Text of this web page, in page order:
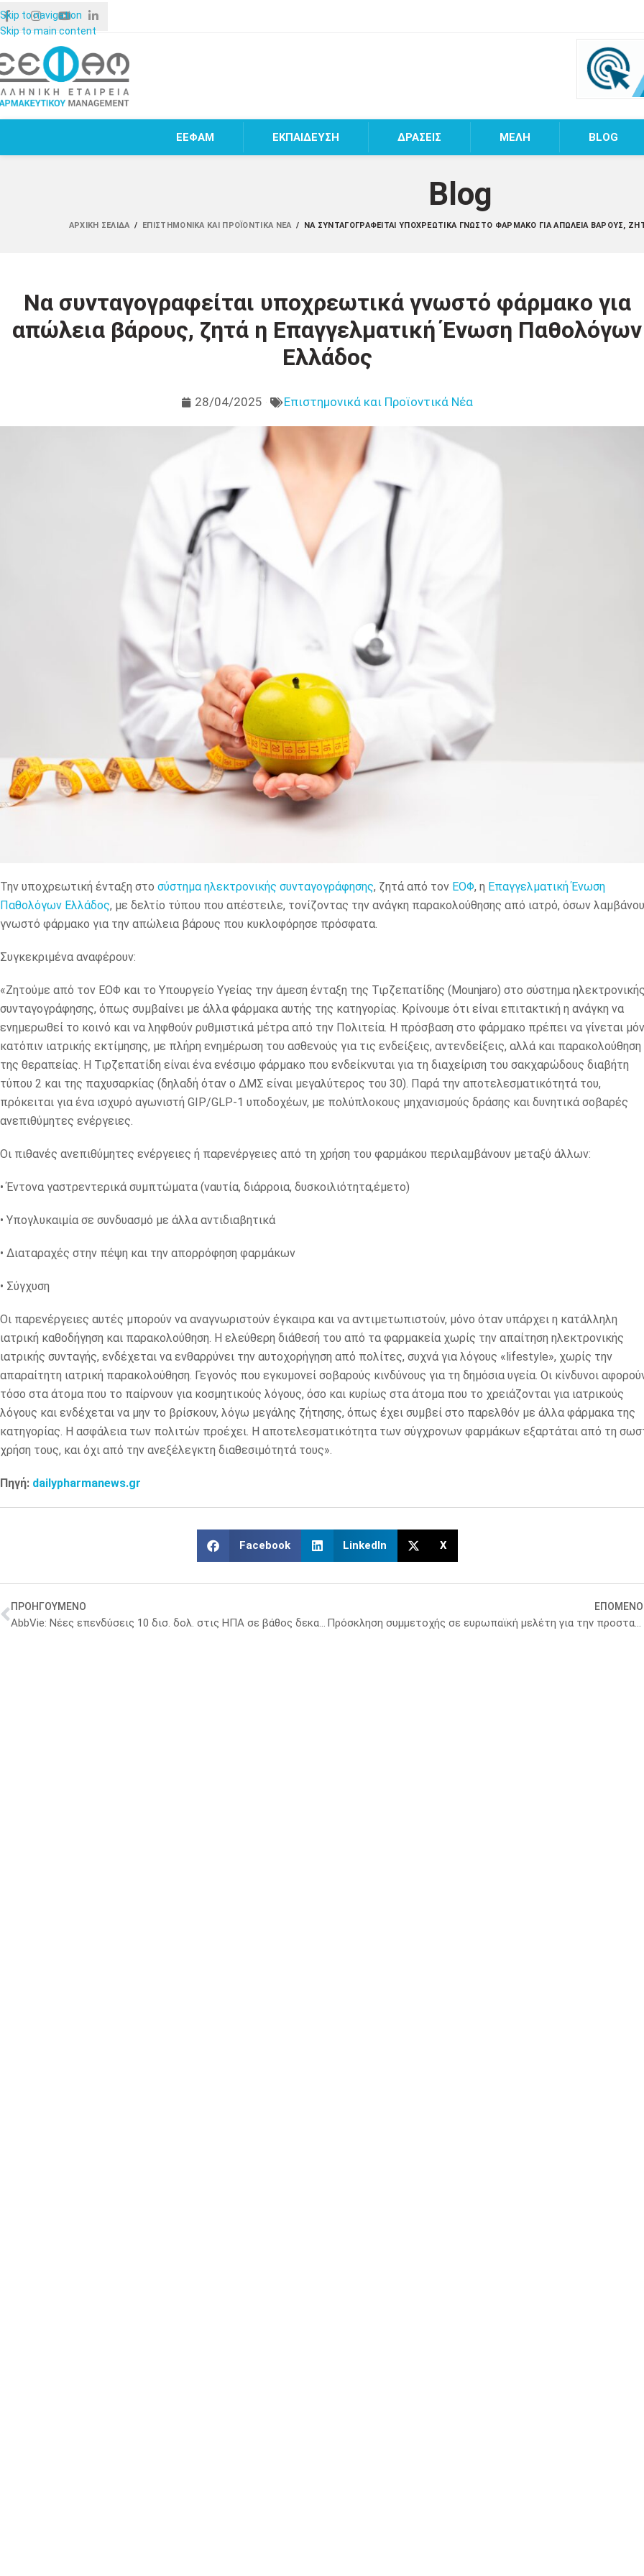
Skip to navigation
Skip to main content
ΕΕΦΑΜ ΕΚΠΑΙΔΕΥΣΗ ΔΡΑΣΕΙΣ MEΛΗ BLOG
Blog
ΑΡΧΙΚΉ ΣΕΛΊΔΑ / ΕΠΙΣΤΗΜΟΝΙΚΆ ΚΑΙ ΠΡΟΪΟΝΤΙΚΆ ΝΈΑ / ΝΑ ΣΥΝΤΑΓΟΓΡΑΦΕΊΤΑΙ ΥΠΟΧΡΕΩΤΙΚΆ ΓΝΩΣΤΌ ΦΆΡΜΑΚΟ ΓΙΑ ΑΠΏΛΕΙΑ ΒΆΡΟΥΣ,
Να συνταγογραφείται υποχρεωτικά γνωστό φάρμακο για
απώλεια βάρους, ζητά η Επαγγελματική Ένωση Παθολόγων
Ελλάδος
28/04/2025 Επιστημονικά και Προϊοντικά Νέα
Την υποχρεωτική ένταξη στο σύστημα ηλεκτρονικής συνταγογράφησης, ζητά από τον ΕΟΦ, η Επαγγελματική Ένωση
Παθολόγων Ελλάδος, με δελτίο τύπου που απέστειλε, τονίζοντας την ανάγκη παρακολούθησης από ιατρό, όσων
γνωστό φάρμακο για την απώλεια βάρους που κυκλοφόρησε πρόσφατα.
Συγκεκριμένα αναφέρουν:
«Ζητούμε από τον ΕΟΦ και το Υπουργείο Υγείας την άμεση ένταξη της Τιρζεπατίδης (Mounjaro) στο σύστημα
συνταγογράφησης, όπως συμβαίνει με άλλα φάρμακα αυτής της κατηγορίας. Κρίνουμε ότι είναι επιτακτική η ανάγκη να
ενημερωθεί το κοινό και να ληφθούν ρυθμιστικά μέτρα από την Πολιτεία. Η πρόσβαση στο φάρμακο πρέπει να γίνεται
κατόπιν ιατρικής εκτίμησης, με πλήρη ενημέρωση του ασθενούς για τις ενδείξεις, αντενδείξεις, αλλά και παρακολούθηση
της θεραπείας. Η Τιρζεπατίδη είναι ένα ενέσιμο φάρμακο που ενδείκνυται για τη διαχείριση του σακχαρώδους διαβήτη
τύπου 2 και της παχυσαρκίας (δηλαδή όταν ο ΔΜΣ είναι μεγαλύτερος του 30). Παρά την αποτελεσματικότητά του,
πρόκειται για ένα ισχυρό αγωνιστή GIP/GLP-1 υποδοχέων, με πολύπλοκους μηχανισμούς δράσης και δυνητικά σοβαρές
ανεπιθύμητες ενέργειες.
Οι πιθανές ανεπιθύμητες ενέργειες ή παρενέργειες από τη χρήση του φαρμάκου περιλαμβάνουν μεταξύ άλλων:
• Έντονα γαστρεντερικά συμπτώματα (ναυτία, διάρροια, δυσκοιλιότητα,έμετο)
• Υπογλυκαιμία σε συνδυασμό με άλλα αντιδιαβητικά
• Διαταραχές στην πέψη και την απορρόφηση φαρμάκων
• Σύγχυση
Οι παρενέργειες αυτές μπορούν να αναγνωριστούν έγκαιρα και να αντιμετωπιστούν, μόνο όταν υπάρχει η κατάλληλη
ιατρική καθοδήγηση και παρακολούθηση. Η ελεύθερη διάθεσή του από τα φαρμακεία χωρίς την απαίτηση ηλεκτρονικής
ιατρικής συνταγής, ενδέχεται να ενθαρρύνει την αυτοχορήγηση από πολίτες, συχνά για λόγους «lifestyle», χωρίς την
απαραίτητη ιατρική παρακολούθηση. Γεγονός που εγκυμονεί σοβαρούς κινδύνους για τη δημόσια υγεία. Οι κίνδυνοι
τόσο στα άτομα που το παίρνουν για κοσμητικούς λόγους, όσο και κυρίως στα άτομα που το χρειάζονται για ιατρικούς
λόγους και ενδέχεται να μην το βρίσκουν, λόγω μεγάλης ζήτησης, όπως έχει συμβεί στο παρελθόν με άλλα φάρμακα της
κατηγορίας. Η ασφάλεια των πολιτών προέχει. Η αποτελεσματικότητα των σύγχρονων φαρμάκων εξαρτάται από τη
χρήση τους, και όχι από την ανεξέλεγκτη διαθεσιμότητά τους».
Πηγή: dailypharmanews.gr
Facebook LinkedIn X
ΠΡΟΗΓΟΥΜΕΝΟ ΕΠΟΜΕΝΟ
Πρόσκληση συμμετοχής σε ευρωπαϊκή μελέτη για την προστασία της καρδιάς στην εμμηνόπαυση